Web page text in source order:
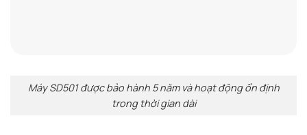
Máy SD501 được bảo hành 5 năm và hoạt động ổn định
trong thời gian dài